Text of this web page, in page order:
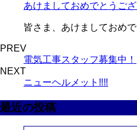
あけましておめでとうご
皆さま、あけましておめ
PREV
電気工事スタッフ募集中！
NEXT
ニューヘルメット‼️‼️
最近の投稿